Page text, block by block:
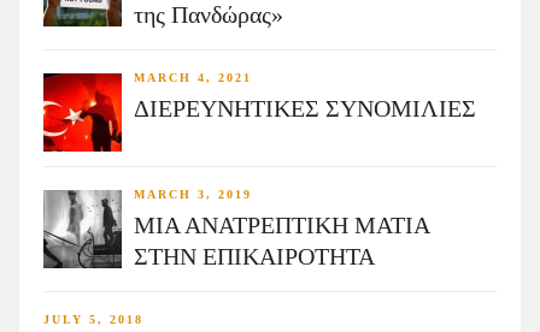
της Πανδώρας»
MARCH 4, 2021
ΔΙΕΡΕΥΝΗΤΙΚΕΣ ΣΥΝΟΜΙΛΙΕΣ
MARCH 3, 2019
ΜΙΑ ΑΝΑΤΡΕΠΤΙΚΗ ΜΑΤΙΑ
ΣΤΗΝ ΕΠΙΚΑΙΡΟΤΗΤΑ
JULY 5, 2018